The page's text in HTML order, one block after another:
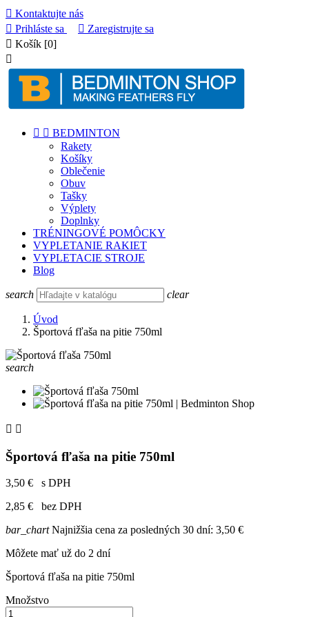
 Kontaktujte nás
 Prihláste sa  Zaregistrujte sa
 Košík [0]

  BEDMINTON
Rakety
Košíky
Oblečenie
Obuv
Tašky
Výplety
Doplnky
TRÉNINGOVÉ POMÔCKY
VYPLETANIE RAKIET
VYPLETACIE STROJE
Blog
search clear
Úvod
Športová fľaša na pitie 750ml
search
 
Športová fľaša na pitie 750ml
3,50 €
s DPH
2,85 €
bez DPH
bar_chartNajnižšia cena za posledných 30 dní: 3,50 €
Môžete mať už do 2 dní
Športová fľaša na pitie 750ml
Množstvo